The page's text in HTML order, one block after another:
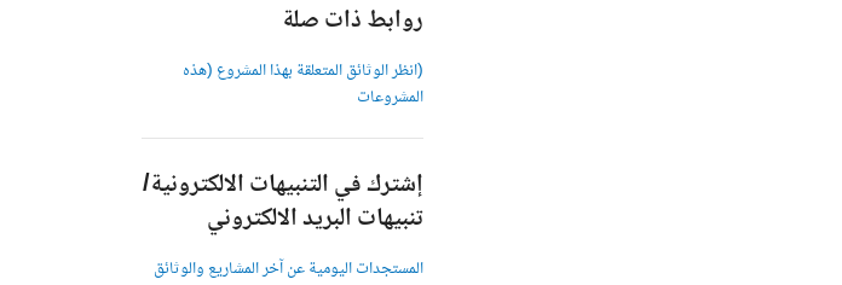
روابط ذات صلة
(انظر الوثائق المتعلقة بهذا المشروع (هذه
المشروعات
إشترك في التنبيهات الالكترونية/
تنبيهات البريد الالكتروني
المستجدات اليومية عن آخر المشاريع والوثائق